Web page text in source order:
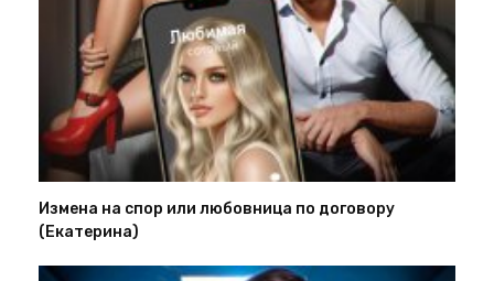
Измена на спор или любовница по договору
(Екатерина)